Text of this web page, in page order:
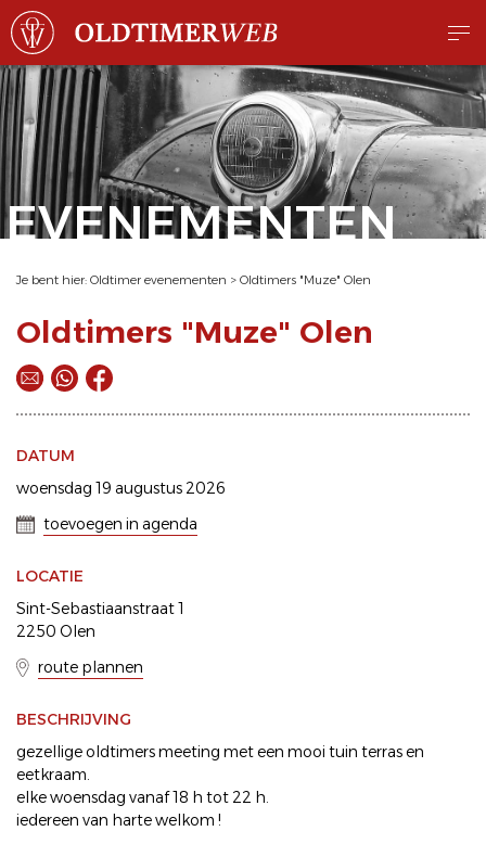
EVENEMENTEN
Je bent hier: Oldtimer evenementen > Oldtimers "Muze" Olen
Oldtimers "Muze" Olen
DATUM
woensdag 19 augustus 2026
toevoegen in agenda
LOCATIE
Sint-Sebastiaanstraat 1
2250 Olen
route plannen
BESCHRIJVING
gezellige oldtimers meeting met een mooi tuin terras en
eetkraam.
elke woensdag vanaf 18 h tot 22 h.
iedereen van harte welkom !